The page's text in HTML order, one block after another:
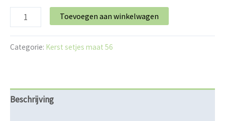
Toevoegen aan winkelwagen
Categorie: Kerst setjes maat 56
Beschrijving